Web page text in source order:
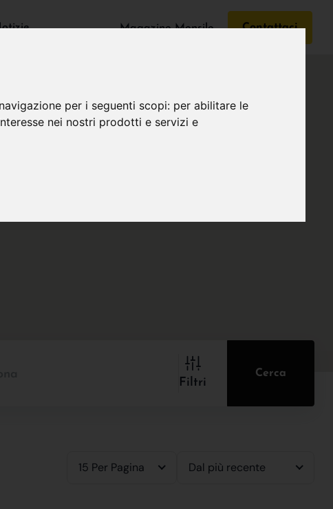
per i seguenti scopi: per abilitare le
nei nostri prodotti e servizi e
Magazine Mensile Contattaci
Filtri
Cerca
15 Per Pagina Dal più recente